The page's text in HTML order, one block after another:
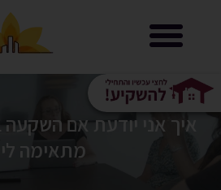
איך אני יודעת אם
מתאימה